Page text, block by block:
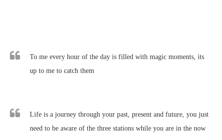
To me every hour of the day is filled with magic moments, its
up to me to catch them
Life is a journey through your past, present and future, you just
need to be aware of the three stations while you are in the now